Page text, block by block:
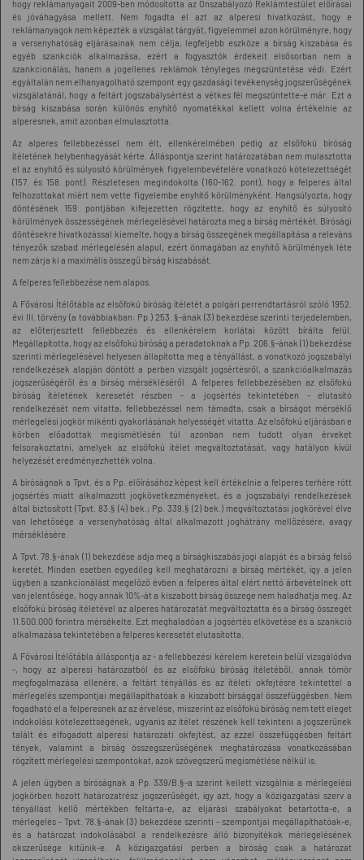
hogy reklámanyagait 2009-ben módosította az Önszabályozó Reklámtestület előírásai
és jóváhagyása mellett. Nem fogadta el azt az alperesi hivatkozást, hogy e
reklámanyagok nem képezték a vizsgálat tárgyát, figyelemmel azon körülményre, hogy
a versenyhatóság eljárásainak nem célja, legfeljebb eszköze a bírság kiszabása és
egyéb szankciók alkalmazása, ezért a fogyasztók érdekeit elsősorban nem a
szankcionálás, hanem a jogellenes reklámok tényleges megszüntetése védi. Ezért
egyáltalán nem elhanyagolható szempont egy gazdasági tevékenység jogszerűségének
vizsgálatánál, hogy a feltárt jogszabálysértést a vétkes fél megszüntette-e már. Ezt a
bírság kiszabása során különös enyhítő nyomatékkal kellett volna értékelnie az
alperesnek, amit azonban elmulasztotta.
Az alperes fellebbezéssel nem élt, ellenkérelmében pedig az elsőfokú bíróság
ítéletének helybenhagyását kérte. Álláspontja szerint határozatában nem mulasztotta
el az enyhítő és súlyosító körülmények figyelembevételére vonatkozó kötelezettségét
(157. és 158. pont). Részletesen megindokolta (160-162. pont), hogy a felperes által
felhozottakat miért nem vette figyelembe enyhítő körülményként. Hangsúlyozta, hogy
döntésének 159. pontjában kifejezetten rögzítette, hogy az enyhítő és súlyosító
körülmények összességének mérlegelésével határozta meg a bírság mértékét. Bírósági
döntésekre hivatkozással kiemelte, hogy a bírság összegének megállapítása a releváns
tényezők szabad mérlegelésén alapul, ezért önmagában az enyhítő körülmények léte
nem zárja ki a maximális összegű bírság kiszabását.
A felperes fellebbezése nem alapos.
A Fővárosi Ítélőtábla az elsőfokú bíróság ítéletét a polgári perrendtartásról szóló 1952.
évi III. törvény (a továbbiakban: Pp.) 253. §-ának (3) bekezdése szerinti terjedelemben,
az előterjesztett fellebbezés és ellenkérelem korlátai között bírálta felül.
Megállapította, hogy az elsőfokú bíróság a peradatoknak a Pp. 206.§-ának (1) bekezdése
szerinti mérlegelésével helyesen állapította meg a tényállást, a vonatkozó jogszabályi
rendelkezések alapján döntött a perben vizsgált jogsértésről, a szankcióalkalmazás
jogszerűségéről és a bírság mérsékléséről. A felperes fellebbezésében az elsőfokú
bíróság ítéletének keresetét részben - a jogsértés tekintetében - elutasító
rendelkezését nem vitatta, fellebbezéssel nem támadta, csak a bírságot mérséklő
mérlegelési jogkör mikénti gyakorlásának helyességét vitatta. Az elsőfokú eljárásban e
körben előadottak megismétlésén túl azonban nem tudott olyan érveket
felsorakoztatni, amelyek az elsőfokú ítélet megváltoztatását, vagy hatályon kívül
helyezését eredményezhették volna.
A bíróságnak a Tpvt. és a Pp. előírásához képest kell értékelnie a felperes terhére rótt
jogsértés miatt alkalmazott jogkövetkezményeket, és a jogszabályi rendelkezések
által biztosított (Tpvt. 83.§ (4) bek.; Pp. 339.§ (2) bek.) megváltoztatási jogkörével élve
van lehetősége a versenyhatóság által alkalmazott joghátrány mellőzésére, avagy
mérséklésére.
A Tpvt. 78.§-ának (1) bekezdése adja meg a bírságkiszabás jogi alapját és a bírság felső
keretét. Minden esetben egyedileg kell meghatározni a bírság mértékét, így a jelen
ügyben a szankcionálást megelőző évben a felperes által elért nettó árbevételnek ott
van jelentősége, hogy annak 10%-át a kiszabott bírság összege nem haladhatja meg. Az
elsőfokú bíróság ítéletével az alperes határozatát megváltoztatta és a bírság összegét
11.500.000 forintra mérsékelte. Ezt meghaladóan a jogsértés elkövetése és a szankció
alkalmazása tekintetében a felperes keresetét elutasította.
A Fővárosi Ítélőtábla álláspontja az - a fellebbezési kérelem keretein belül vizsgálódva
-, hogy az alperesi határozatból és az elsőfokú bíróság ítéletéből, annak tömör
megfogalmazása ellenére, a feltárt tényállás és az ítéleti okfejtésre tekintettel a
mérlegelés szempontjai megállapíthatóak a kiszabott bírsággal összefüggésben. Nem
fogadható el a felperesnek az az érvelése, miszerint az elsőfokú bíróság nem tett eleget
indokolási kötelezettségének, ugyanis az ítélet részének kell tekinteni a jogszerűnek
talált és elfogadott alperesi határozati okfejtést, az ezzel összefüggésben feltárt
tények, valamint a bírság összegszerűségének meghatározása vonatkozásában
rögzített mérlegelési szempontokat, azok szövegszerű megismétlése nélkül is.
A jelen ügyben a bíróságnak a Pp. 339/B.§-a szerint kellett vizsgálnia a mérlegelési
jogkörben hozott határozatrész jogszerűségét, így azt, hogy a közigazgatási szerv a
tényállást kellő mértékben feltárta-e, az eljárási szabályokat betartotta-e, a
mérlegelés - Tpvt. 78.§-ának (3) bekezdése szerinti - szempontjai megállapíthatóak-e,
és a határozat indokolásából a rendelkezésre álló bizonyítékok mérlegelésének
okszerűsége kitűnik-e. A közigazgatási perben a bíróság csak a határozat